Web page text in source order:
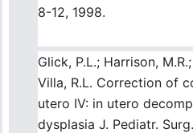
8-12, 1998.
Glick, P.L.; Harrison,
Villa, R.L. Correction of
utero IV: in utero
dysplasia J. Pediatr.